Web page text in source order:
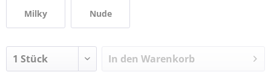
Milky Nude
In den Warenkorb